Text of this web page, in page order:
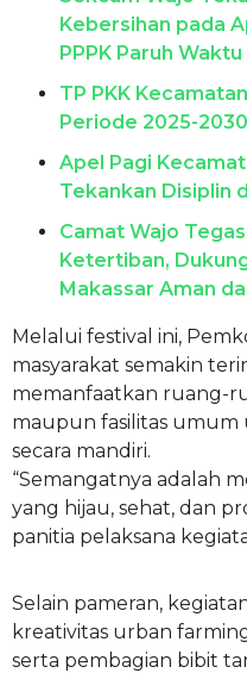
Kebersihan pada
PPPK Paruh Waktu
TP PKK
Periode 2025-2030
Apel Pagi
Tekankan Disiplin
Camat Wajo
Ketertiban,
Makassar Aman
Melalui festival ini,
masyarakat semakin
memanfaatkan ruang-
maupun fasilitas
secara mandiri.
“Semangatnya adalah
yang hijau, sehat, dan
panitia pelaksana
Selain pameran,
kreativitas urban
serta pembagian bibit